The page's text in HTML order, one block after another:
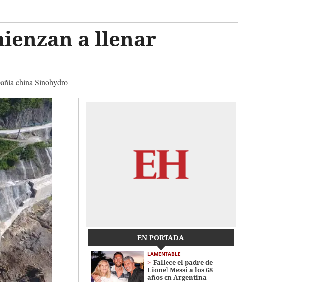
a llenar
china Sinohydro
EN PORTADA
LAMENTABLE
Fallece el padre de
Lionel Messi a los 68
años en Argentina